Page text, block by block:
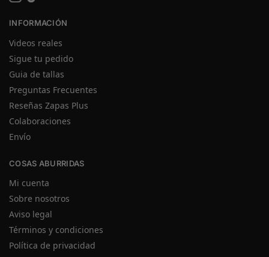
INFORMACIÓN
Videos reales
Sigue tu pedido
Guia de tallas
Preguntas Frecuentes
Reseñas Zapas Plus
Colaboraciones
Envío
COSAS ABURRIDAS
Mi cuenta
Sobre nosotros
Aviso legal
Términos y condiciones
Política de privacidad